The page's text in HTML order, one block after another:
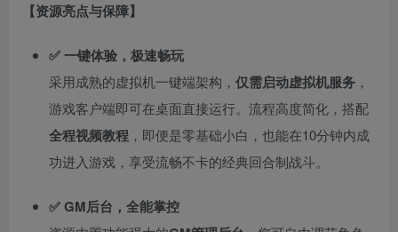
【资源亮点与保障】
✅ 一键体验，极速畅玩
采用成熟的虚拟机一键端架构， 仅需启动虚拟机服务 ，
游戏客户端即可在桌面直接运行。流程高度简化，搭配
全程视频教程 ，即便是零基础小白，也能在10分钟内成
功进入游戏，享受流畅不卡的经典回合制战斗。
✅ GM后台，全能掌控